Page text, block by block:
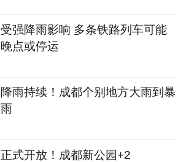
受强降雨影响 多条铁路列车可能
晚点或停运
降雨持续！成都个别地方大雨到暴
雨
正式开放！成都新公园+2